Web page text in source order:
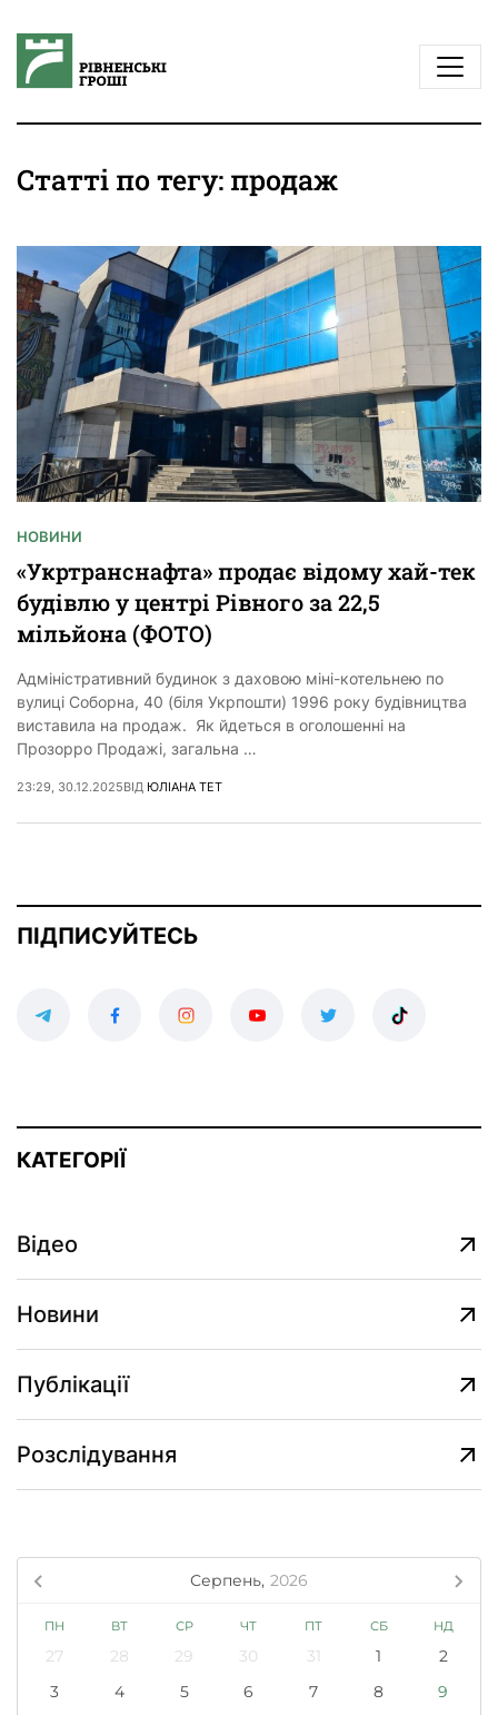
Статті по тегу: продаж
НОВИНИ
«Укртранснафта» продає відому хай-тек
будівлю у центрі Рівного за 22,5
мільйона (ФОТО)
Адміністративний будинок з даховою міні-котельнею по
вулиці Соборна, 40 (біля Укрпошти) 1996 року будівництва
виставила на продаж. Як йдеться в оголошенні на
Прозорро Продажі, загальна …
23:29, 30.12.2025ВІД ЮЛІАНА ТЕТ
ПІДПИСУЙТЕСЬ
КАТЕГОРІЇ
Відео
Новини
Публікації
Розслідування
Серпень, 2026
ПН ВТ СР ЧТ ПТ СБ НД
27 28 29 30 31 1
2
3
4 5 6 7 8
9